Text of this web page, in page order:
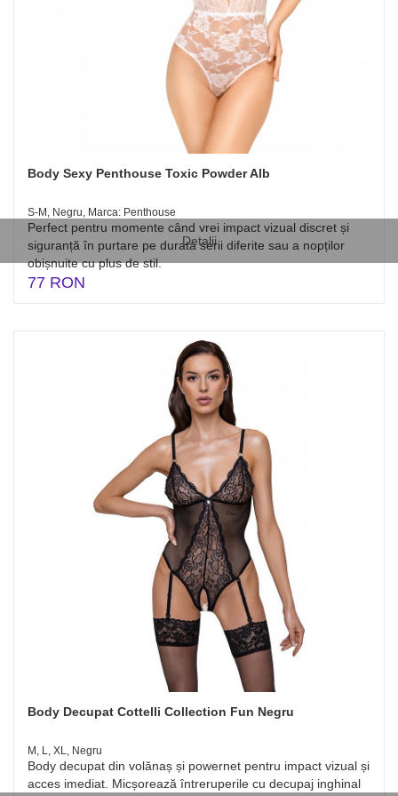
Detalii
Body Sexy Penthouse Toxic Powder Alb
S-M, Negru, Marca: Penthouse
Perfect pentru momente când vrei impact vizual discret și
siguranță în purtare pe durata serii diferite sau a nopților
obișnuite cu plus de stil.
77 RON
Body Decupat Cottelli Collection Fun Negru
M, L, XL, Negru
Body decupat din volănaș și powernet pentru impact vizual și
acces imediat. Micșorează întreruperile cu decupaj inghinal